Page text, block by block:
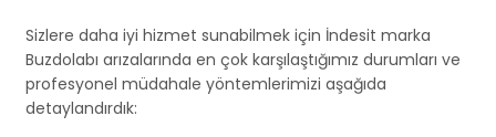
Sizlere daha iyi hizmet sunabilmek için İndesit marka
Buzdolabı arızalarında en çok karşılaştığımız durumları ve
profesyonel müdahale yöntemlerimizi aşağıda
detaylandırdık: